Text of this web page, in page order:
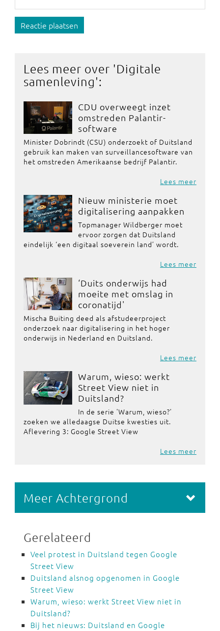
Reactie plaatsen
Lees meer over 'Digitale
samenleving':
CDU overweegt inzet
omstreden Palantir-
software
Minister Dobrindt (CSU) onderzoekt of Duitsland
gebruik kan maken van surveillancesoftware van
het omstreden Amerikaanse bedrijf Palantir.
Lees meer
Nieuw ministerie moet
digitalisering aanpakken
Topmanager Wildberger moet
ervoor zorgen dat Duitsland
eindelijk ‘een digitaal soeverein land’ wordt.
Lees meer
‘Duits onderwijs had
moeite met omslag in
coronatijd'
Mischa Buiting deed als afstudeerproject
onderzoek naar digitalisering in het hoger
onderwijs in Nederland en Duitsland.
Lees meer
Warum, wieso: werkt
Street View niet in
Duitsland?
In de serie 'Warum, wieso?'
zoeken we alledaagse Duitse kwesties uit.
Aflevering 3: Google Street View
Lees meer
Meer Achtergrond
Gerelateerd
Veel protest in Duitsland tegen Google
Street View
Duitsland alsnog opgenomen in Google
Street View
Warum, wieso: werkt Street View niet in
Duitsland?
Bij het nieuws: Duitsland en Google